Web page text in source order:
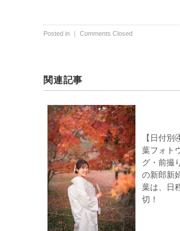
Posted in ｜ Comments Closed
関連記事
【日付
葉フォト
グ・前撮
の新郎新
葉は、日
切！